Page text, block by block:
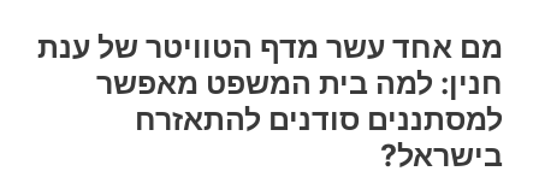
מם אחד עשר מדף הטוויטר של ענת
חנין: למה בית המשפט מאפשר
למסתננים סודנים להתאזרח
בישראל?